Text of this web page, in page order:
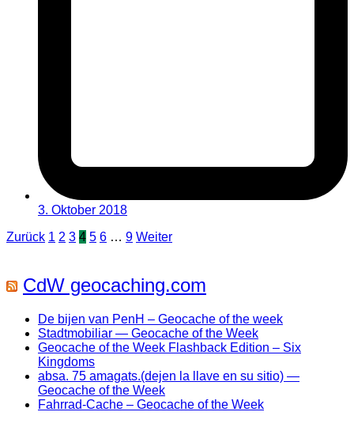
3. Oktober 2018
Seitennummerierung
Beiträge
Zurück 1 2 3 4 5 6 … 9 Weiter
CdW geocaching.com
De bijen van PenH – Geocache of the week
Stadtmobiliar — Geocache of the Week
Geocache of the Week Flashback Edition – Six
Kingdoms
absa. 75 amagats.(dejen la llave en su sitio) —
Geocache of the Week
Fahrrad-Cache – Geocache of the Week